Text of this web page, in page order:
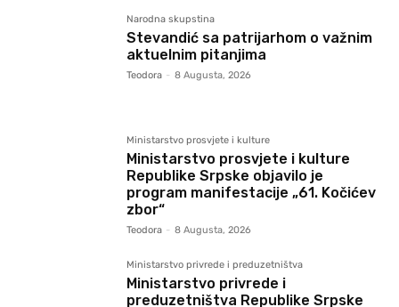
Narodna skupstina
Stevandić sa patrijarhom o važnim
aktuelnim pitanjima
Teodora - 8 Augusta, 2026
Ministarstvo prosvjete i kulture
Ministarstvo prosvjete i kulture
Republike Srpske objavilo je
program manifestacije „61. Kočićev
zbor“
Teodora - 8 Augusta, 2026
Ministarstvo privrede i preduzetništva
Ministarstvo privrede i
preduzetništva Republike Srpske